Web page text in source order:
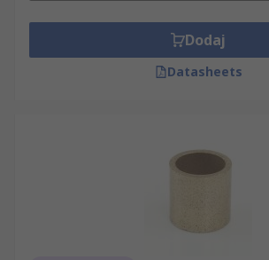
Dodaj
Datasheets